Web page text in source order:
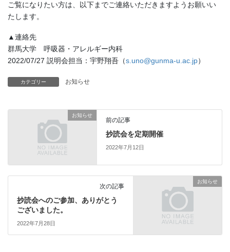
ご覧になりたい方は、以下までご連絡いただきますようお願いい
たします。
▲連絡先
群馬大学 呼吸器・アレルギー内科
2022/07/27 説明会担当：宇野翔吾（s.uno@gunma-u.ac.jp）
カテゴリー お知らせ
お知らせ
前の記事
抄読会を定期開催
2022年7月12日
お知らせ
次の記事
抄読会へのご参加、ありがとう
ございました。
2022年7月28日